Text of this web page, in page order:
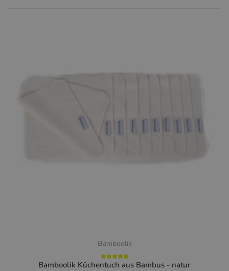
Bamboolik
Bamboolik Küchentuch aus Bambus - natur